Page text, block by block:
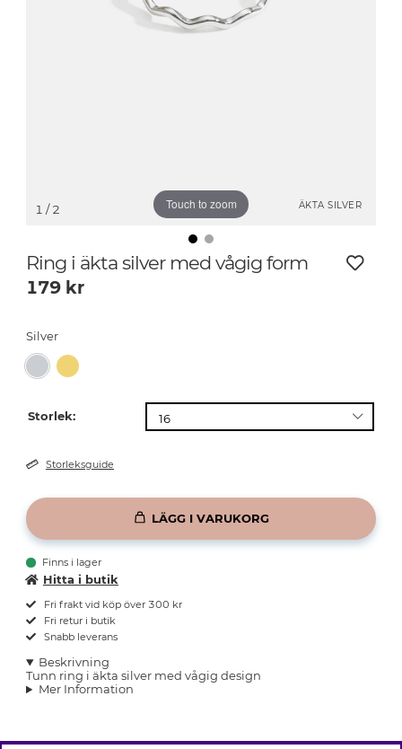
ÄKTA SILVER
Touch to zoom
1 / 2
Ring i äkta silver med vågig form
179 kr
Silver
Storlek:
Storleksguide
LÄGG I VARUKORG
Finns i lager
Hitta i butik
Fri frakt vid köp över 300 kr
Fri retur i butik
Snabb leverans
Beskrivning
Tunn ring i äkta silver med vågig design
Mer Information